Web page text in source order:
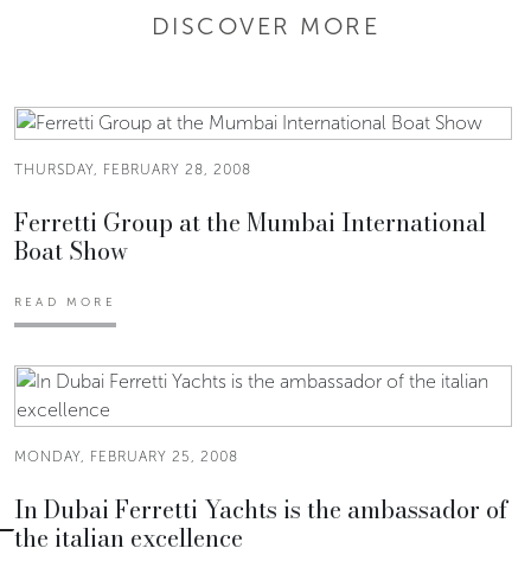
DISCOVER MORE
THURSDAY, FEBRUARY 28, 2008
Ferretti Group at the Mumbai International
Boat Show
READ MORE
MONDAY, FEBRUARY 25, 2008
In Dubai Ferretti Yachts is the ambassador of
the italian excellence